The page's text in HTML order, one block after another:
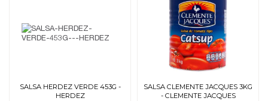
SALSA HERDEZ VERDE 453G -
HERDEZ
SALSA CLEMENTE JACQUES 3KG
- CLEMENTE JACQUES